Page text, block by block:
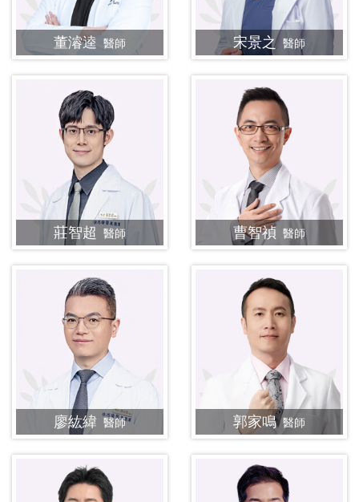
董濬逵 醫師 宋景之 醫師
莊智超 醫師 曹智禎 醫師
廖紘緯 醫師 郭家鳴 醫師